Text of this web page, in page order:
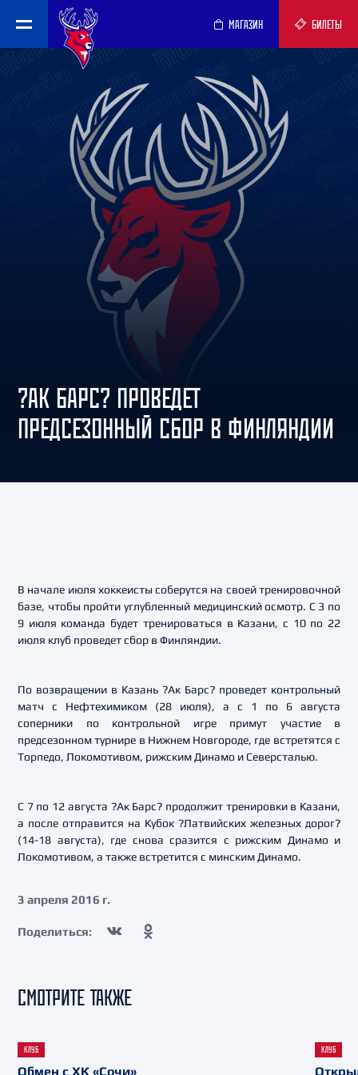
МАГАЗИН БИЛЕТЫ
?АК БАРС? ПРОВЕДЕТ
ПРЕДСЕЗОННЫЙ СБОР В ФИНЛЯНДИИ
В начале июля хоккеисты соберутся на своей тренировочной
базе, чтобы пройти углубленный медицинский осмотр. С 3 по
9 июля команда будет тренироваться в Казани, с 10 по 22
июля клуб проведет сбор в Финляндии.
По возвращении в Казань ?Ак Барс? проведет контрольный
матч с Нефтехимиком (28 июля), а с 1 по 6 августа
соперники по контрольной игре примут участие в
предсезонном турнире в Нижнем Новгороде, где встретятся с
Торпедо, Локомотивом, рижским Динамо и Северсталью.
С 7 по 12 августа ?Ак Барс? продолжит тренировки в Казани,
а после отправится на Кубок ?Латвийских железных дорог?
(14-18 августа), где снова сразится с рижским Динамо и
Локомотивом, а также встретится с минским Динамо.
3 апреля 2016 г.
Поделиться:
СМОТРИТЕ ТАКЖЕ
КЛУБ
Обмен с ХК «Сочи»
КЛУБ